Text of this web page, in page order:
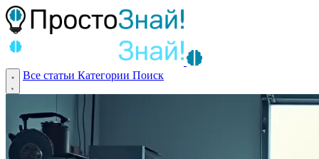
Все статьи Категории Поиск